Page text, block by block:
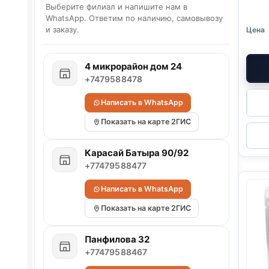
Выберите филиал и напишите нам в
WhatsApp. Ответим по наличию, самовывозу
и заказу.
4 микрорайон дом 24
+7479588478
Написать в WhatsApp
Показать на карте 2ГИС
Карасай Батыра 90/92
+77479588477
Написать в WhatsApp
Показать на карте 2ГИС
Панфилова 32
+77479588467